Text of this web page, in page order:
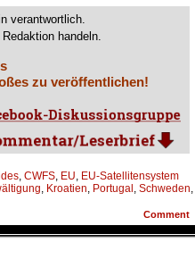
verantwortlich.
handeln.
zu veröffentlichen!
, CWFS, EU, EU-Satellitensystem
, Kroatien, Portugal , Schweden,
Comment